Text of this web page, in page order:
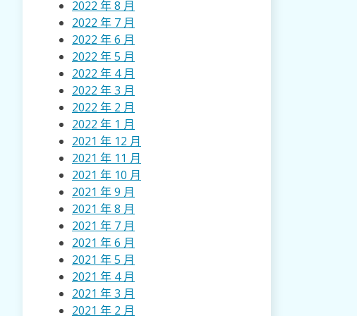
2022 年 8 月
2022 年 7 月
2022 年 6 月
2022 年 5 月
2022 年 4 月
2022 年 3 月
2022 年 2 月
2022 年 1 月
2021 年 12 月
2021 年 11 月
2021 年 10 月
2021 年 9 月
2021 年 8 月
2021 年 7 月
2021 年 6 月
2021 年 5 月
2021 年 4 月
2021 年 3 月
2021 年 2 月